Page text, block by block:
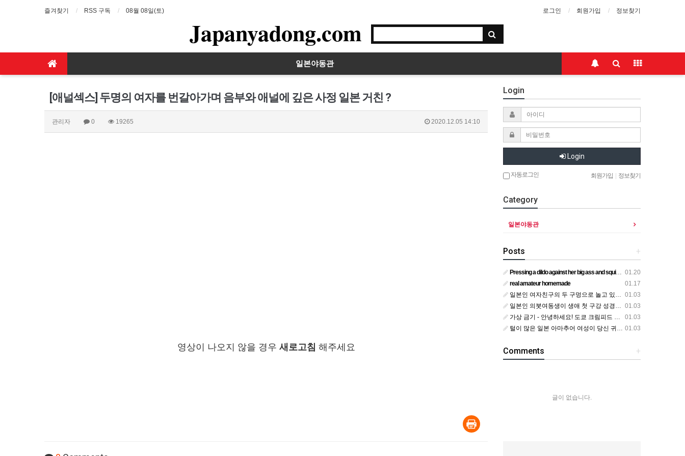
즐겨찾기 RSS 구독 08월 08일(토) 로그인 회원가입 정보찾기
Japanyadong.com
일본야동관
[애널섹스] 두명의 여자를 번갈아가며 음부와 애널에 깊은 사정 일본 거친 ?
관리자 0 19265 2020.12.05 14:10
영상이 나오지 않을 경우 새로고침 해주세요
Login
Login
자동로그인 회원가입 정보찾기
Category
일본야동관
+
Posts
01.20
Pressing a dildo against her big ass and squirting from below
01.17
real amateur homemade
01.03
일본인 여자친구의 두 구멍으로 놀고 있어요
01.03
일본인 의붓여동생이 생애 첫 구강 성경험을 공개하다
01.03
가상 금기 - 안녕하세요! 도쿄 크림피드 시엘에서
01.03
털이 많은 일본 아마추어 여성이 당신 귀에 대고 신음하며 자위합니다. 그녀가 오르가즘에 도달하는 모습을 보세요?
+
Comments
글이 없습니다.